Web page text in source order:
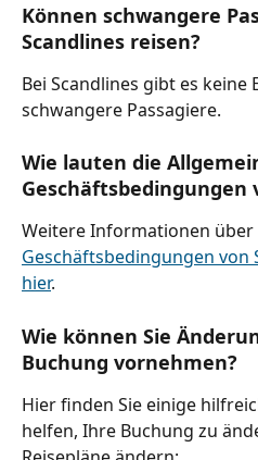
Können schwangere
Scandlines reisen?
Bei Scandlines gibt es
schwangere Passagiere.
Wie lauten die
Geschäftsbedingungen
Weitere Informationen über
Geschäftsbedingungen von
hier.
Wie können Sie
Buchung vornehmen?
Hier finden Sie einige
helfen, Ihre Buchung zu